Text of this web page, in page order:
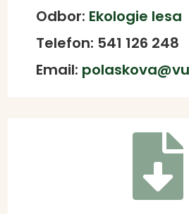
Odbor: Ekologie lesa
Telefon: 541 126 248
Email:
